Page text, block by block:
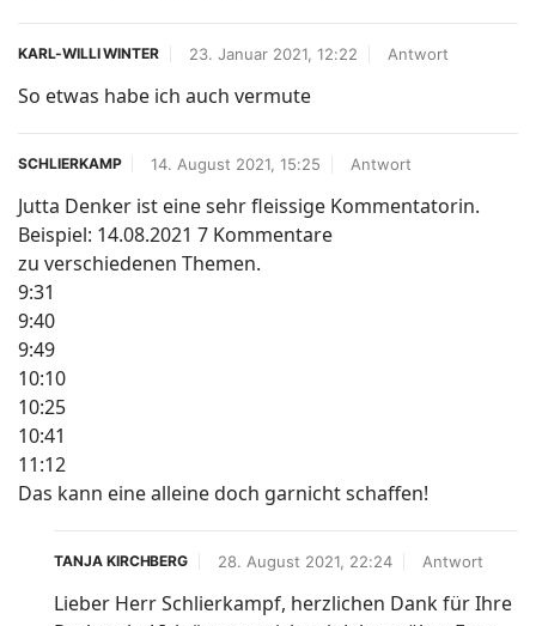
KARL-WILLI WINTER 23. Januar 2021, 12:22 Antwort
So etwas habe ich auch vermute
SCHLIERKAMP 14. August 2021, 15:25 Antwort
Jutta Denker ist eine sehr fleissige Kommentatorin.
Beispiel: 14.08.2021 7 Kommentare
zu verschiedenen Themen.
9:31
9:40
9:49
10:10
10:25
10:41
11:12
Das kann eine alleine doch garnicht schaffen!
TANJA KIRCHBERG 28. August 2021, 22:24 Antwort
Lieber Herr Schlierkampf, herzlichen Dank für Ihre